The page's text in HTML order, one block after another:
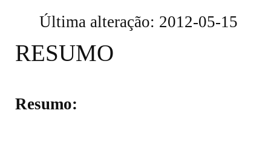
Última alteração: 2012-05-15
RESUMO
Resumo: